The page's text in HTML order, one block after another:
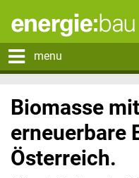
menu
Biomasse
erneuerbare
Österreich.